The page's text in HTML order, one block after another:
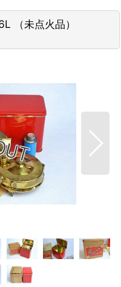
（未点火品）